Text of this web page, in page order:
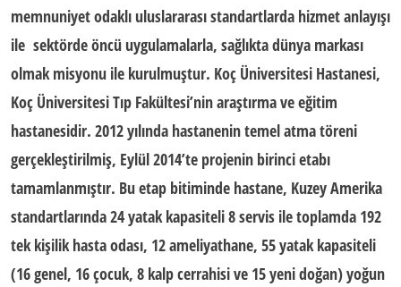
memnuniyet odaklı uluslararası standartlarda hizmet anlayışı
ile sektörde öncü uygulamalarla, sağlıkta dünya markası
olmak misyonu ile kurulmuştur. Koç Üniversitesi Hastanesi,
Koç Üniversitesi Tıp Fakültesi’ninaraştırma ve eğitim
hastanesidir. 2012 yılında hastanenin temel atma töreni
gerçekleştirilmiş, Eylül 2014’te projenin birinci etabı
tamamlanmıştır. Bu etap bitiminde hastane, Kuzey Amerika
standartlarında24 yatak kapasiteli 8 servis ile toplamda 192
tek kişilik hasta odası, 12 ameliyathane, 55 yatak kapasiteli
(16 genel, 16 çocuk, 8 kalp cerrahisi ve 15 yeni doğan) yoğun